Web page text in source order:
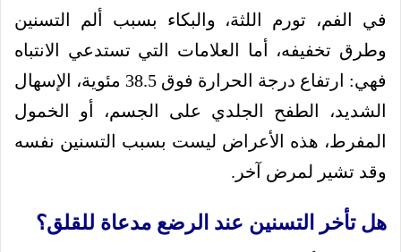
في الفم، تورم اللثة، والبكاء بسبب ألم التسنين
وطرق تخفيفه، أما العلامات التي تستدعي الانتباه
فهي: ارتفاع درجة الحرارة فوق 38.5 مئوية، الإسهال
الشديد، الطفح الجلدي على الجسم، أو الخمول
المفرط، هذه الأعراض ليست بسبب التسنين نفسه
وقد تشير لمرض آخر.
هل تأخر التسنين عند الرضع مدعاة للقلق؟